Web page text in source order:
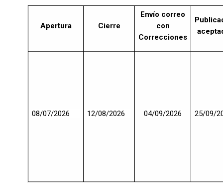
Apertura Cierre
Envío correo
con
Correcciones
08/07/2026 12/08/2026 04/09/2026 25/09/